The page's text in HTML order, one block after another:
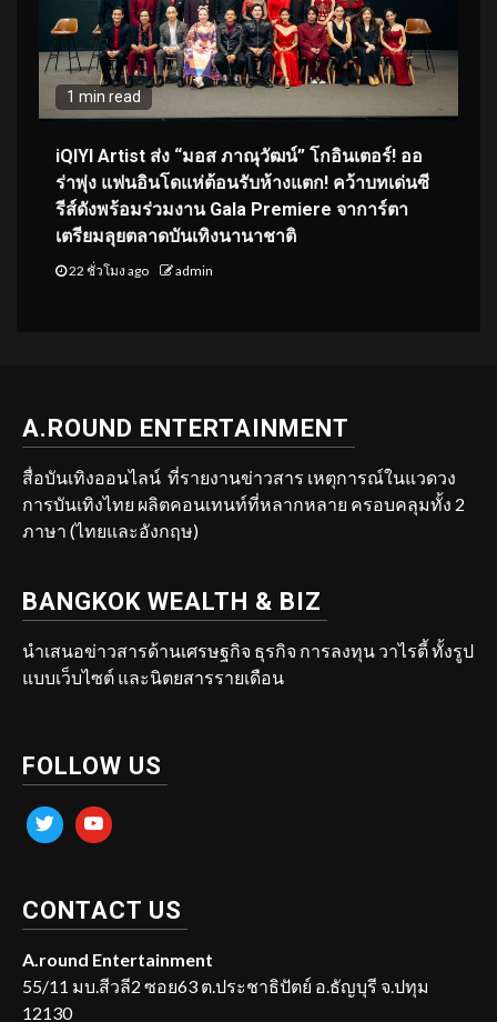
1 min read
iQIYI Artist ส่ง “มอส ภาณุวัฒน์” โกอินเตอร์! ออ
ร่าพุ่ง แฟนอินโดแห่ต้อนรับห้างแตก! คว้าบทเด่นซี
รีส์ดังพร้อมร่วมงาน Gala Premiere จาการ์ตา
เตรียมลุยตลาดบันเทิงนานาชาติ
22 ชั่วโมง ago admin
A.ROUND ENTERTAINMENT
สื่อบันเทิงออนไลน์ ที่รายงานข่าวสาร เหตุการณ์ในแวดวง
การบันเทิงไทย ผลิตคอนเทนท์ที่หลากหลาย ครอบคลุมทั้ง 2
ภาษา (ไทยและอังกฤษ)
BANGKOK WEALTH & BIZ
นำเสนอข่าวสารด้านเศรษฐกิจ ธุรกิจ การลงทุน วาไรตี้ ทั้งรูป
แบบเว็บไซต์ และนิตยสารรายเดือน
FOLLOW US
twitter youtube
CONTACT US
A.round Entertainment
55/11 มบ.สีวลี2 ซอย63 ต.ประชาธิปัตย์ อ.ธัญบุรี จ.ปทุม
12130